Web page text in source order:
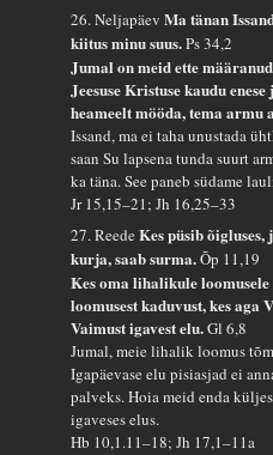
26. NeljapäevMa tänan
kiitus minu suus.Ps 34,2
Jumal on meid ette
Jeesuse Kristuse kaudu
heameelt mööda, tema armu
Issand, ma ei taha unustada
saan Su lapsena tunda suurt
ka täna. See paneb südame
Jr 15,15–21; Jh 16,25–33
27. ReedeKes püsib
kurja, saab surma.Õp 11,19
Kes oma lihalikule
loomusest kaduvust, kes aga
Vaimust igavest elu.Gl 6,8
Jumal, meie lihalik loomus
Igapäevase elu pisiasjad ei
palveks. Hoia meid enda
igaveses elus.
Hb 10,1.11–18; Jh 17,1–11a